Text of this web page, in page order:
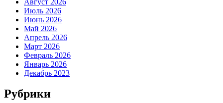
Июль 2026
Июнь 2026
Май 2026
Апрель 2026
Март 2026
Февраль 2026
Январь 2026
Декабрь 2023
Рубрики